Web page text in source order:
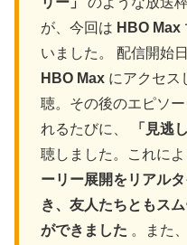
が、今回は HBO Max
いました。 配信開始
HBO Max にアクセス
聴。その後のエピソ
れるたびに、
「見逃
聴しました。これによ
ーリー展開をリアル
き、友人たちともス
ができました 。また、